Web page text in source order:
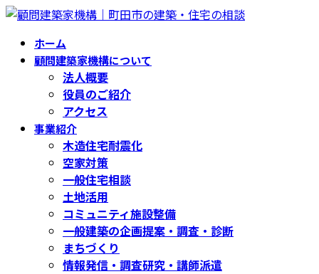
コ
ナ
ホーム
顧問建築家機構について
法人概要
役員のご紹介
アクセス
事業紹介
木造住宅耐震化
空家対策
一般住宅相談
土地活用
コミュニティ施設整備
一般建築の企画提案・調査・診断
まちづくり
情報発信・調査研究・講師派遣